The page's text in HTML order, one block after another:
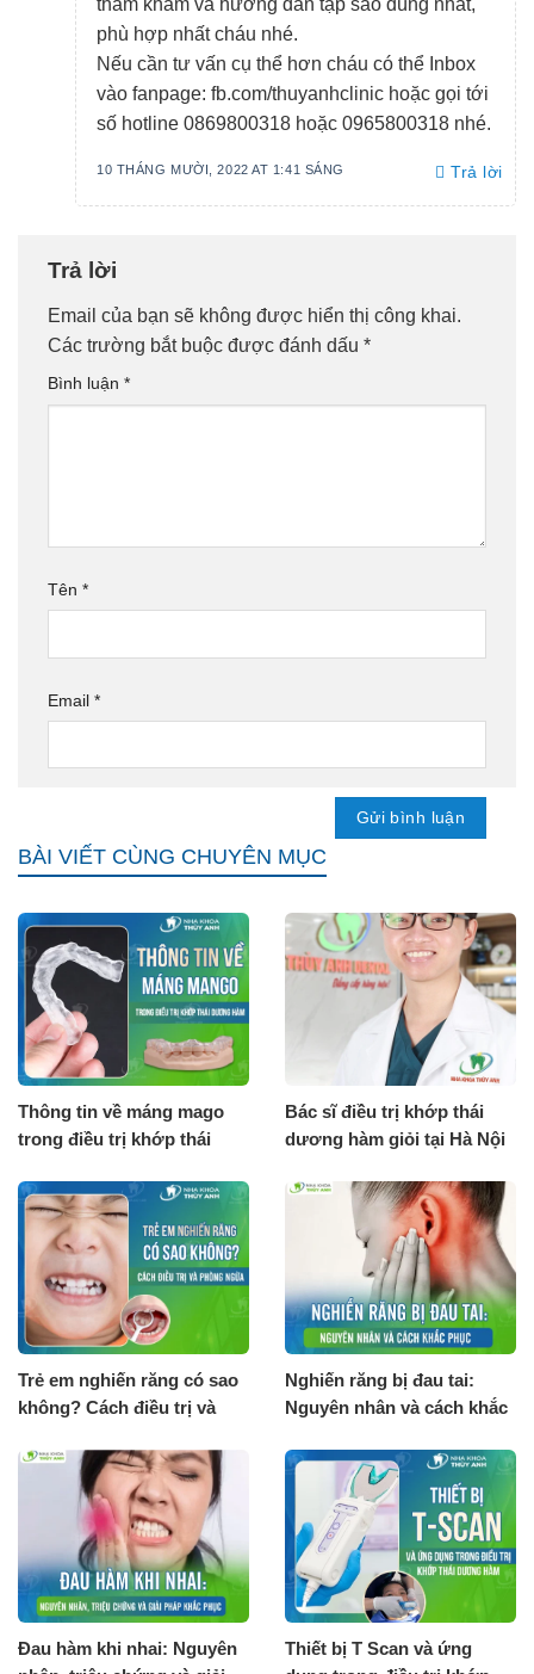
phù hợp nhất cháu nhé.
Nếu cần tư vấn cụ thể hơn cháu có thể Inbox
vào fanpage: fb.com/thuyanhclinic hoặc gọi tới
số hotline 0869800318 hoặc 0965800318 nhé.
10 THÁNG MƯỜI, 2022 AT 1:41 SÁNG Trả lời
Trả lời
Email của bạn sẽ không được hiển thị công khai.
Các trường bắt buộc được đánh dấu *
Bình luận *
Tên *
Email *
BÀI VIẾT CÙNG CHUYÊN MỤC
Thông tin về máng mago
trong điều trị khớp thái
Bác sĩ điều trị khớp thái
dương hàm giỏi tại Hà Nội
Trẻ em nghiến răng có sao
không? Cách điều trị và
Nghiến răng bị đau tai:
Nguyên nhân và cách khắc
Đau hàm khi nhai: Nguyên
Thiết bị T Scan và ứng